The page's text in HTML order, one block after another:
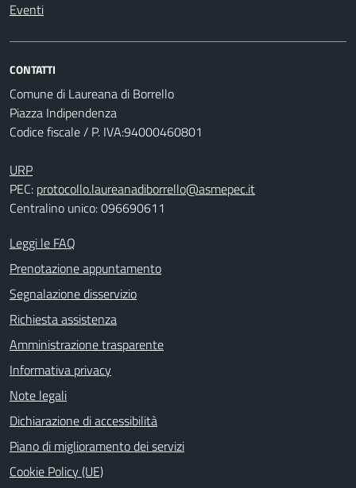
Eventi
CONTATTI
Comune di Laureana di Borrello
Piazza Indipendenza
Codice fiscale / P. IVA:94000460801
URP
PEC: protocollo.laureanadiborrello@asmepec.it
Centralino unico: 096690611
Leggi le FAQ
Prenotazione appuntamento
Segnalazione disservizio
Richiesta assistenza
Amministrazione trasparente
Informativa privacy
Note legali
Dichiarazione di accessibilità
Piano di miglioramento dei servizi
Cookie Policy (UE)